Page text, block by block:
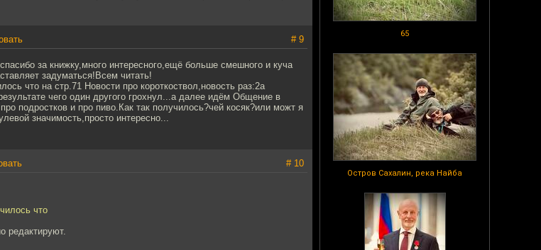
65
Остров Сахалин, река Найба
# 9
за книжку,много интересного,ещё больше смешного и куча
задуматься!Всем читать!
что на стр.71 Новости про короткоствол,новость раз:2а
чего один другого грохнул...а далее идём Общение в
подростков и про пиво.Как так получилось?чей косяк?или можт я
значимость,просто интересно...
# 10
что
редактируют.